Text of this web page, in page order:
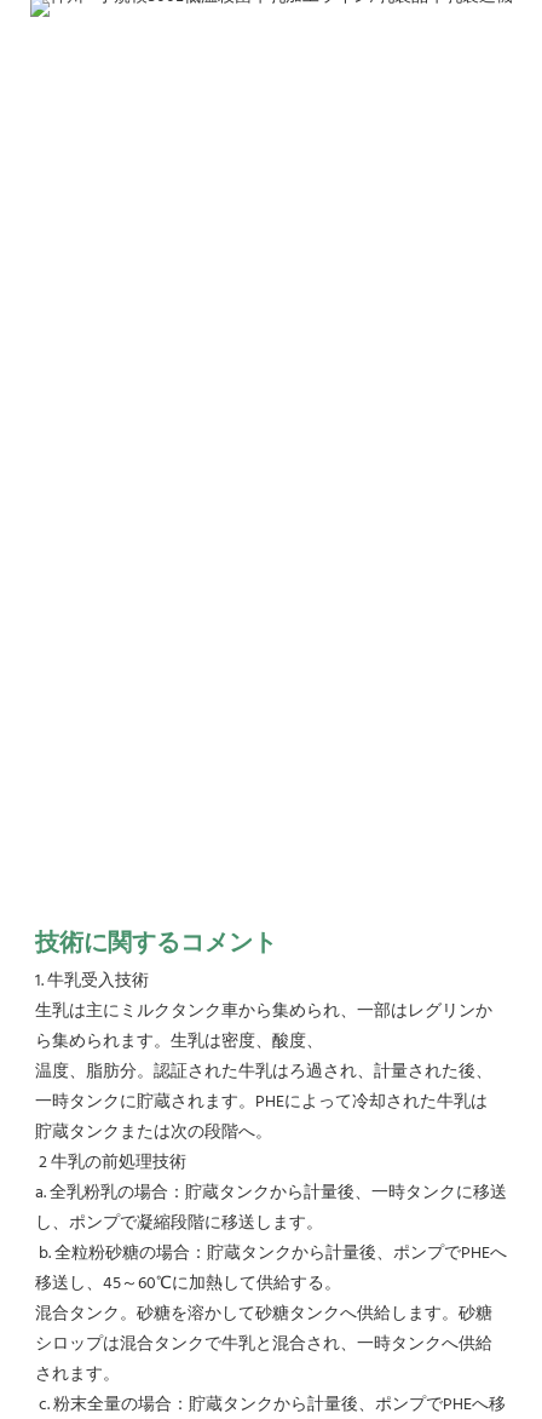
技術に関するコメント
1. 牛乳受入技術
生乳は主にミルクタンク車から集められ、一部はレグリンか
ら集められます。生乳は密度、酸度、
温度、脂肪分。認証された牛乳はろ過され、計量された後、
一時タンクに貯蔵されます。PHEによって冷却された牛乳は
貯蔵タンクまたは次の段階へ。
2 牛乳の前処理技術
a. 全乳粉乳の場合：貯蔵タンクから計量後、一時タンクに移送
し、ポンプで凝縮段階に移送します。
移送し、45～60℃に加熱して供給する。
混合タンク。砂糖を溶かして砂糖タンクへ供給します。砂糖
シロップは混合タンクで牛乳と混合され、一時タンクへ供給
されます。